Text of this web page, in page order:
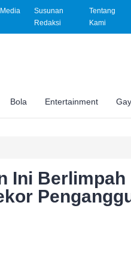
Susunan
Redaksi
Tentang
Kami
Bola Entertainment
Ini Berlimpah